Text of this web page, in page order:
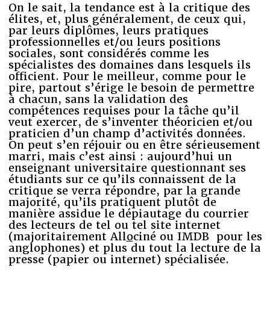
On le sait, la tendance est à la critique des
élites, et, plus généralement, de ceux qui,
par leurs diplômes, leurs pratiques
professionnelles et/ou leurs positions
sociales, sont considérés comme les
spécialistes des domaines dans lesquels ils
officient. Pour le meilleur, comme pour le
pire, partout s’érige le besoin de permettre
à chacun, sans la validation des
compétences requises pour la tâche qu’il
veut exercer, de s’inventer théoricien et/ou
praticien d’un champ d’activités données.
On peut s’en réjouir ou en être sérieusement
marri, mais c’est ainsi : aujourd’hui un
enseignant universitaire questionnant ses
étudiants sur ce qu’ils connaissent de la
critique se verra répondre, par la grande
majorité, qu’ils pratiquent plutôt de
manière assidue le dépiautage du courrier
des lecteurs de tel ou tel site internet
(majoritairement Allociné ou IMDB pour les
anglophones) et plus du tout la lecture de la
presse (papier ou internet) spécialisée.